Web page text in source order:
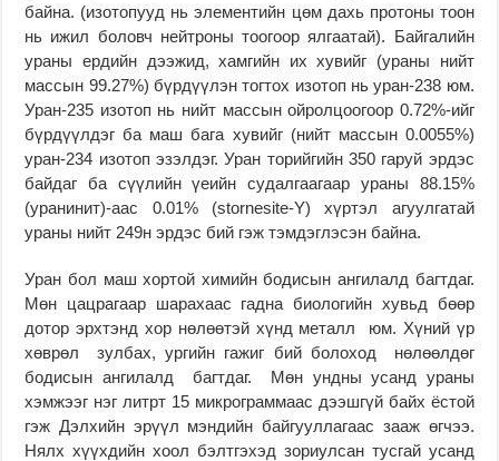
байна. (изотопууд нь элементийн цөм дахь протоны тоон
нь ижил боловч нейтроны тоогоор ялгаатай). Байгалийн
ураны ердийн дээжид, хамгийн их хувийг (ураны нийт
массын 99.27%) бүрдүүлэн тогтох изотоп нь уран-238 юм.
Уран-235 изотоп нь нийт массын ойролцоогоор 0.72%-ийг
бүрдүүлдэг ба маш бага хувийг (нийт массын 0.0055%)
уран-234 изотоп эзэлдэг. Уран торийгийн 350 гаруй эрдэс
байдаг ба сүүлийн үеийн судалгаагаар ураны 88.15%
(уранинит)-аас 0.01% (stornesite-Y) хүртэл агуулгатай
ураны нийт 249н эрдэс бий гэж тэмдэглэсэн байна.
Уран бол маш хортой химийн бодисын ангилалд багтдаг.
Мөн цацрагаар шарахаас гадна биологийн хувьд бөөр
дотор эрхтэнд хор нөлөөтэй хүнд металл юм. Хүний үр
хөврөл зулбах, ургийн гажиг бий болоход нөлөөлдөг
бодисын ангилалд багтдаг. Мөн ундны усанд ураны
хэмжээг нэг литрт 15 микрограммаас дээшгүй байх ёстой
гэж Дэлхийн эрүүл мэндийн байгууллагаас зааж өгчээ.
Нялх хүүхдийн хоол бэлтгэхэд зориулсан тусгай усанд